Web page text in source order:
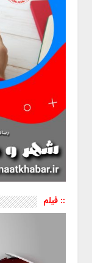
:: فیلم
نمایشگر